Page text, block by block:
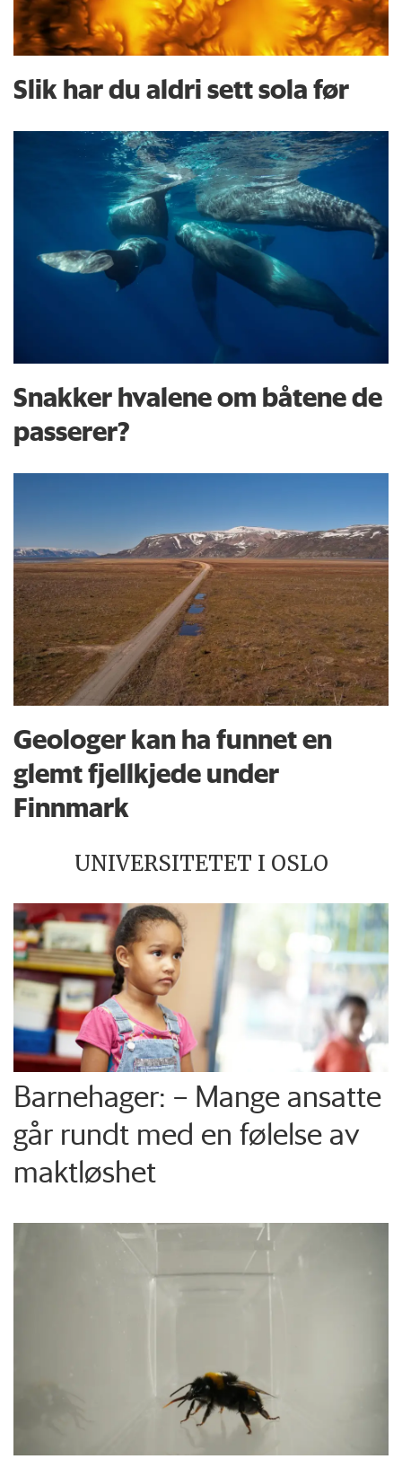
Slik har du aldri sett sola før
Snakker hvalene om båtene de
passerer?
Geologer kan ha funnet en
glemt fjellkjede under
Finnmark
UNIVERSITETET I OSLO
Barnehager: – Mange ansatte
går rundt med en følelse av
maktløshet